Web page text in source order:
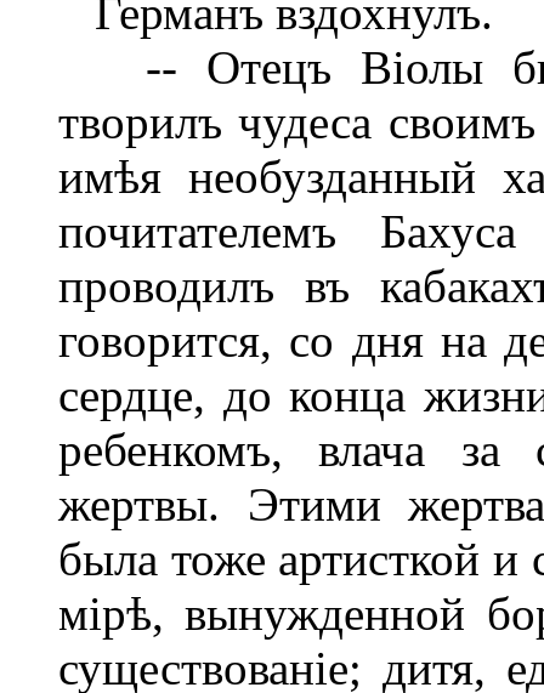
Германъ вздохнулъ.
-- Отецъ Віолы
творилъ чудеса
имѣя необузданный
почитателемъ
проводилъ въ
говорится, со дня на
сердце, до конца
ребенкомъ, влача
жертвы. Этими
была тоже артисткой
мірѣ, вынужденной
существованіе; дитя,